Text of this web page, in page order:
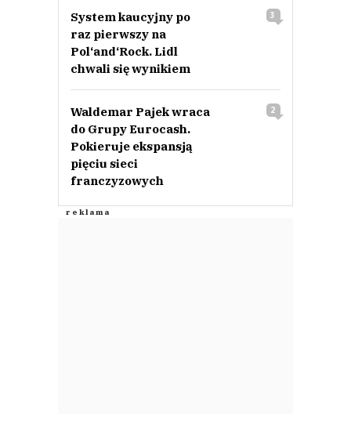
System kaucyjny po
raz pierwszy na
Pol‘and‘Rock. Lidl
chwali się wynikiem
3
Waldemar Pajek wraca
do Grupy Eurocash.
Pokieruje ekspansją
pięciu sieci
franczyzowych
2